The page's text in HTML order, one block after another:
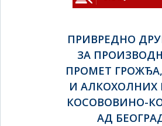
ПРИВРЕДНО
ЗА
ПРОМЕТ
И АЛКОХОЛНИХ
КОСОВОВИНО-
АД